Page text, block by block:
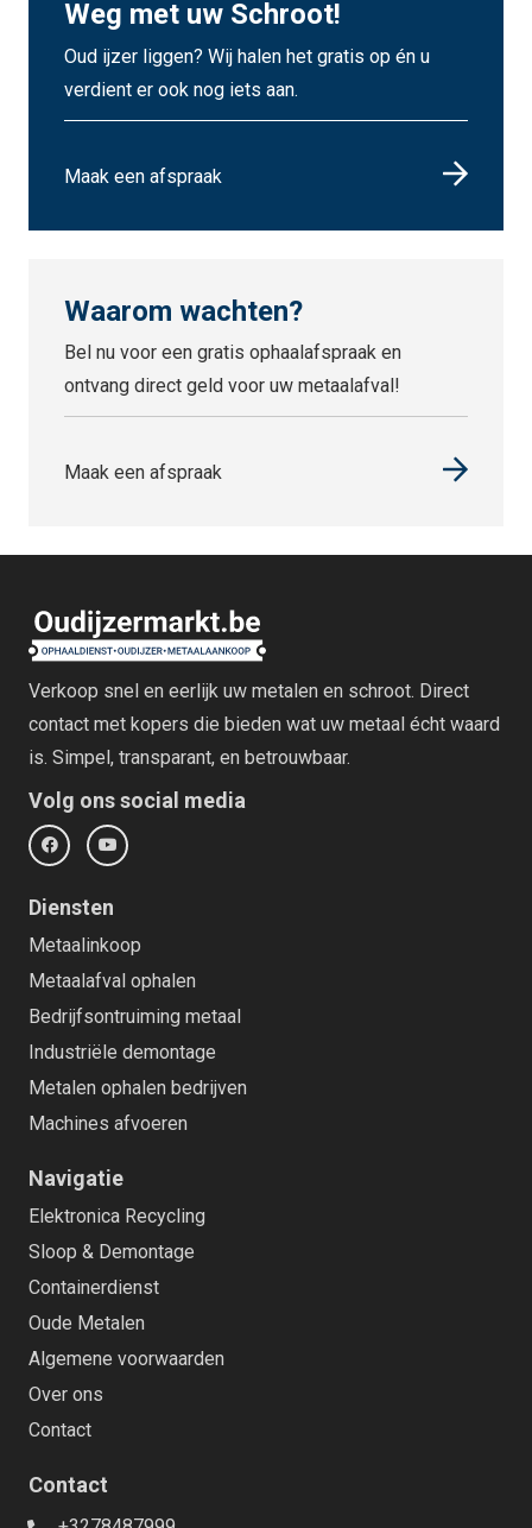
Weg met uw Schroot!
Oud ijzer liggen? Wij halen het gratis op én u
verdient er ook nog iets aan.
Maak een afspraak
Waarom wachten?
Bel nu voor een gratis ophaalafspraak en
ontvang direct geld voor uw metaalafval!
Maak een afspraak
Verkoop snel en eerlijk uw metalen en schroot. Direct
contact met kopers die bieden wat uw metaal écht waard
is. Simpel, transparant, en betrouwbaar.
Volg ons social media
Diensten
Metaalinkoop
Metaalafval ophalen
Bedrijfsontruiming metaal
Industriële demontage
Metalen ophalen bedrijven
Machines afvoeren
Navigatie
Elektronica Recycling
Sloop & Demontage
Containerdienst
Oude Metalen
Algemene voorwaarden
Over ons
Contact
Contact